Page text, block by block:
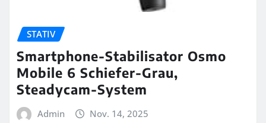
STATIV
Smartphone-Stabilisator Osmo
Mobile 6 Schiefer-Grau,
Steadycam-System
Admin Nov. 14, 2025